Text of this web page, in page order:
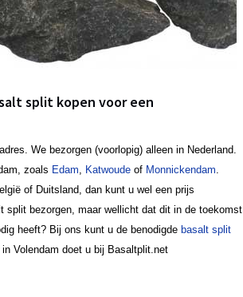
split kopen voor een
We bezorgen (voorlopig) alleen in Nederland.
zoals Edam, Katwoude of Monnickendam.
of Duitsland, dan kunt u wel een prijs
split bezorgen, maar wellicht dat dit in de toekomst
heeft? Bij ons kunt u de benodigde basalt split
Volendam doet u bij Basaltplit.net